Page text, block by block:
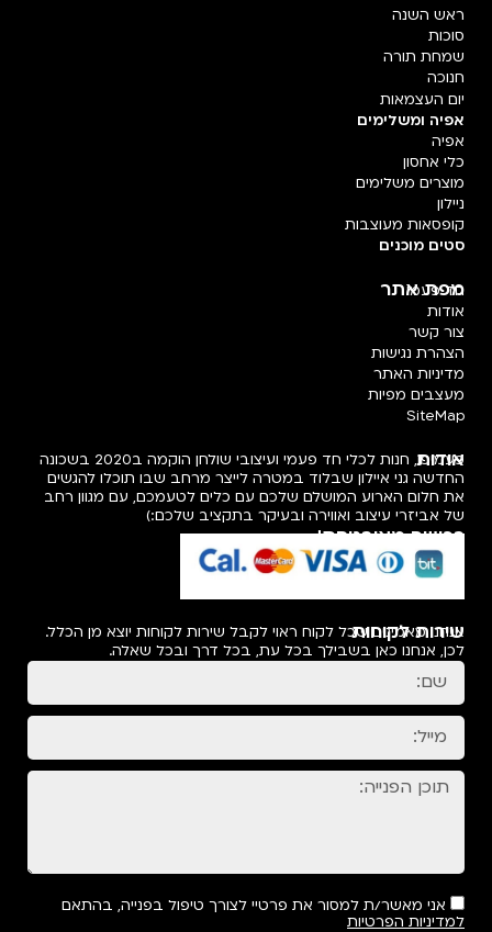
ראש השנה
סוכות
שמחת תורה
חנוכה
יום העצמאות
אפיה ומשלימים
אפיה
כלי אחסון
מוצרים משלימים
ניילון
קופסאות מעוצבות
סטים מוכנים
מפת אתר
חד פעמי
אודות
צור קשר
הצהרת נגישות
מדיניות האתר
מעצבים מפיות
SiteMap
אודות
פעמיפו, חנות לכלי חד פעמי ועיצובי שולחן הוקמה ב2020 בשכונה
החדשה גני איילון שבלוד במטרה לייצר מרחב שבו תוכלו להגשים
את חלום הארוע המושלם שלכם עם כלים לטעמכם, עם מגוון רחב
של אביזרי עיצוב ואווירה ובעיקר בתקציב שלכם:)
רכישה מאובטחת!
שירות לקוחות
אנחנו מאמינים שכל לקוח ראוי לקבל שירות לקוחות יוצא מן הכלל.
לכן, אנחנו כאן בשבילך בכל עת, בכל דרך ובכל שאלה.
אני מאשר/ת למסור את פרטיי לצורך טיפול בפנייה, בהתאם
למדיניות הפרטיות